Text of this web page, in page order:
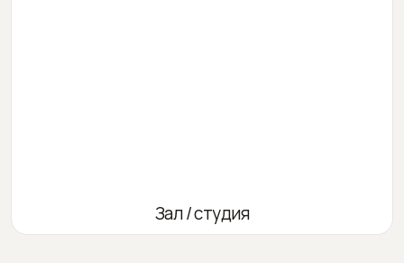
Зал / студия